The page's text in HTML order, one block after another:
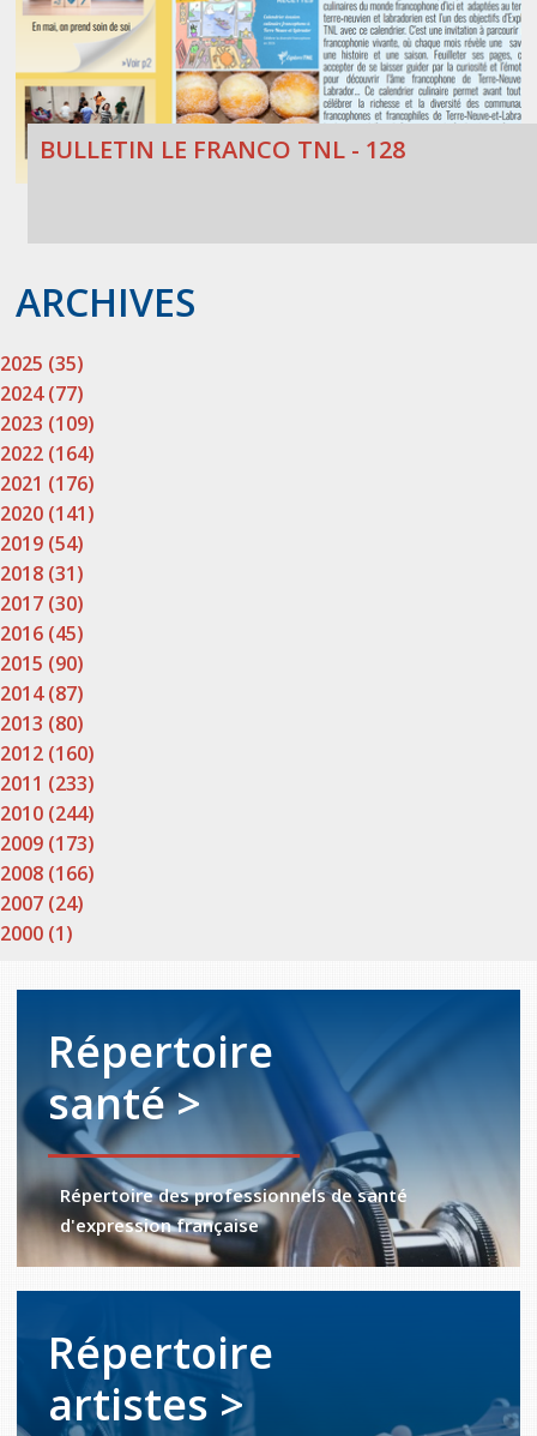
BULLETIN LE FRANCO TNL - 128
ARCHIVES
2025 (35)
2024 (77)
2023 (109)
2022 (164)
2021 (176)
2020 (141)
2019 (54)
2018 (31)
2017 (30)
2016 (45)
2015 (90)
2014 (87)
2013 (80)
2012 (160)
2011 (233)
2010 (244)
2009 (173)
2008 (166)
2007 (24)
2000 (1)
Répertoire
santé >
Répertoire des professionnels de santé
d'expression française
Répertoire
artistes >